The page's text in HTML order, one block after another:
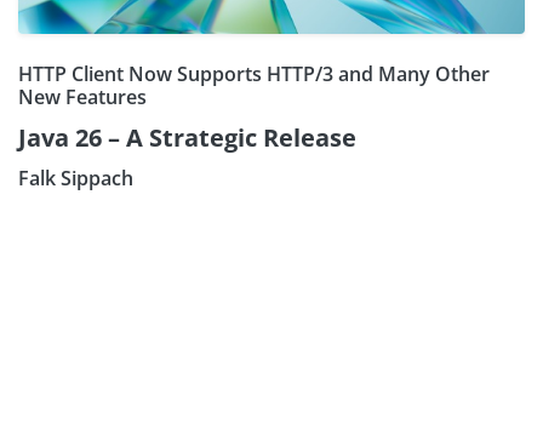
HTTP Client Now Supports HTTP/3 and Many Other
New Features
Java 26 – A Strategic Release
Falk Sippach